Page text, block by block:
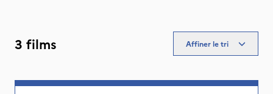
3 films Affiner le tri